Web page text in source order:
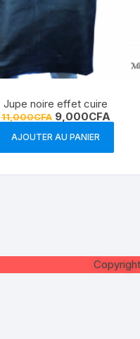
Jupe noire effet cuire
11,000CFA 9,000CFA
AJOUTER AU PANIER